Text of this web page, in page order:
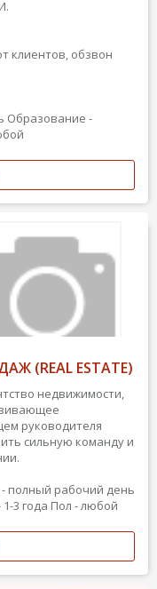
клиентов, обзвон
Образование -
(REAL ESTATE)
недвижимости,
руководителя
сильную команду и
полный рабочий день
3 года Пол - любой